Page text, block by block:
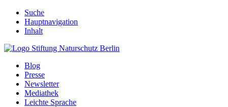
Suche
Hauptnavigation
Inhalt
Blog
Presse
Newsletter
Mediathek
Leichte Sprache